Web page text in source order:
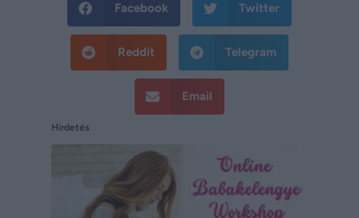
Facebook Twitter
Reddit Telegram
Email
Hirdetés